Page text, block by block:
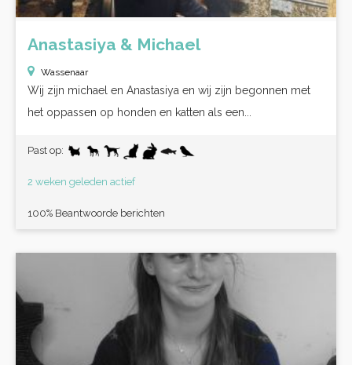
Anastasiya & Michael
Wassenaar
Wij zijn michael en Anastasiya en wij zijn begonnen met
het oppassen op honden en katten als een...
Past op:
2 weken geleden actief
100% Beantwoorde berichten